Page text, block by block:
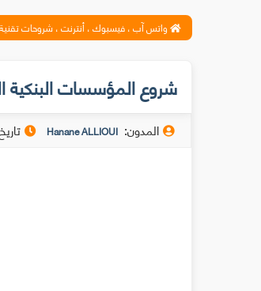
واتس آب ، فيسبوك ، أنترنت ، شروحات
شروع المؤسسات البنكية
المدون: Hanane ALLIOUI